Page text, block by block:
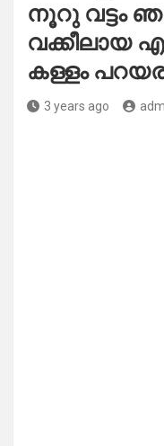
നൂറു വട്ടം
വക്കീലായ
കള്ളം
3 years ago